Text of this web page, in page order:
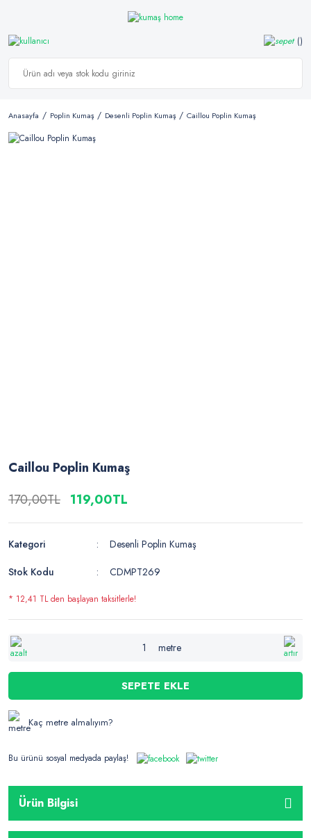
Anasayfa Poplin Kumaş Desenli Poplin Kumaş Caillou Poplin Kumaş
Caillou Poplin Kumaş
170,00TL 119,00TL
Kategori
Desenli Poplin Kumaş
Stok Kodu
CDMPT269
* 12,41 TL den başlayan taksitlerle!
metre
SEPETE EKLE
Kaç metre almalıyım?
Bu ürünü sosyal medyada paylaş!
Ürün Bilgisi